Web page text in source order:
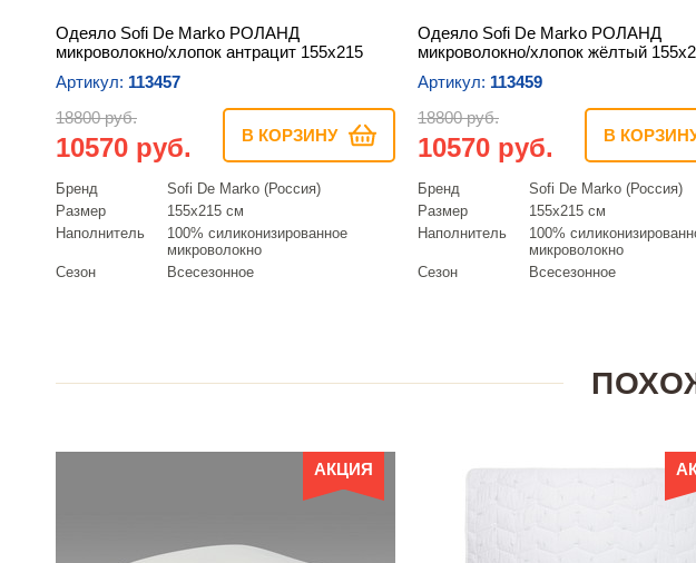
Одеяло Sofi De Marko РОЛАНД
микроволокно/хлопок антрацит 155х215
Артикул: 113457
18800 руб.
10570 руб. В КОРЗИНУ
Бренд
Sofi De Marko (Россия)
Размер
155х215 см
Наполнитель
100% силиконизированное
микроволокно
Сезон
Всесезонное
Одеяло Sofi De Marko РОЛАНД
микроволокно/хлопок жёлтый
Артикул: 113459
18800 руб.
10570 руб. В
Бренд
Sofi De Marko (Россия)
Размер
155х215 см
Наполнитель
100%
микроволокно
Сезон
Всесезонное
АКЦИЯ